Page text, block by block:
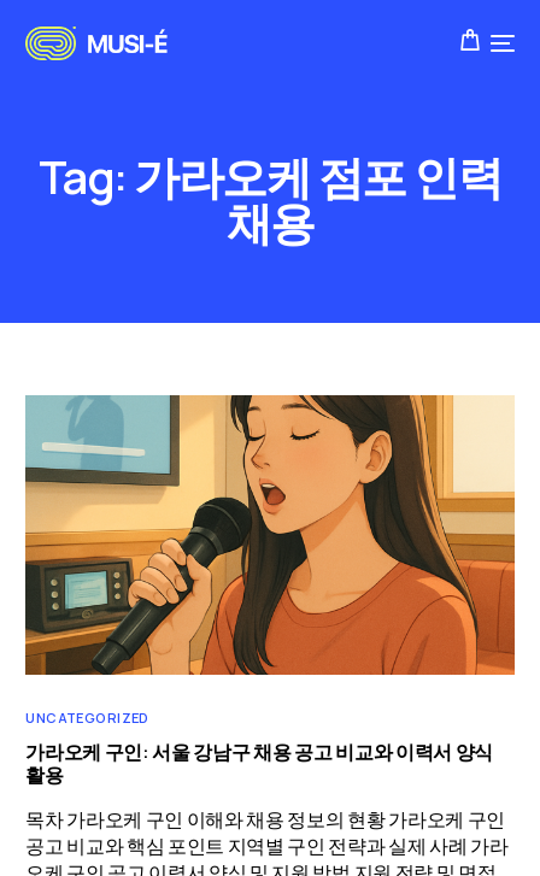
Tag:가라오케 점포 인력
채용
UNCATEGORIZED
가라오케 구인: 서울 강남구 채용 공고 비교와 이력서 양식
활용
목차 가라오케 구인 이해와 채용 정보의 현황 가라오케 구인
공고 비교와 핵심 포인트 지역별 구인 전략과 실제 사례 가라